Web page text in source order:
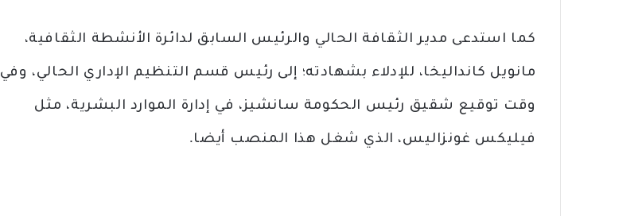
كما استدعى مدير الثقافة الحالي والرئيس السابق لدائرة الأنشطة الثقافية،
مانويل كانداليخا، للإدلاء بشهادته؛ إلى رئيس قسم التنظيم الإداري الحالي، وفي
وقت توقيع شقيق رئيس الحكومة سانشيز، في إدارة الموارد البشرية، مثل
فيليكس غونزاليس، الذي شغل هذا المنصب أيضا.